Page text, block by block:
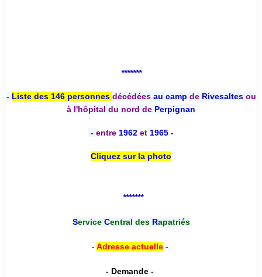
*******
- Liste des 146 personnes décédées au camp deRivesaltesou
à l'hôpital du nord de Perpignan
- entre 1962 et 1965 -
Cliquez sur la photo
*******
Service Central desRapatriés
-Adresse actuelle-
- Demande -